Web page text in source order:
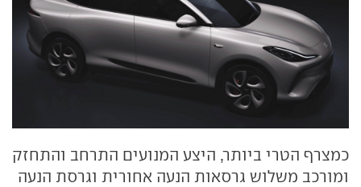
כמצרף הטרי ביותר, היצע המנועים התרחב והתחזק
ומורכב משלוש גרסאות הנעה אחורית וגרסת הנעה